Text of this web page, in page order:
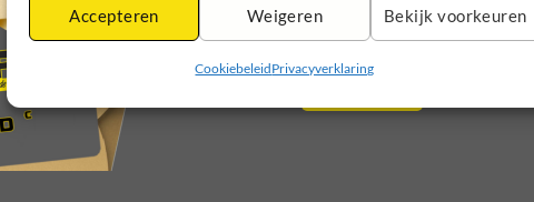
Accepteren Weigeren Bekijk voorkeuren
CookiebeleidPrivacyverklaring
Please leave this field empty.
Please leave this field empty.